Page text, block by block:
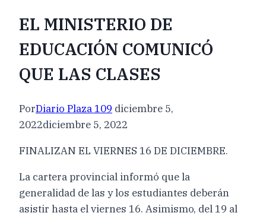
EL MINISTERIO DE
EDUCACIÓN COMUNICÓ
QUE LAS CLASES
PorDiario Plaza 109 diciembre 5,
2022diciembre 5, 2022
FINALIZAN EL VIERNES 16 DE DICIEMBRE.
La cartera provincial informó que la
generalidad de las y los estudiantes deberán
asistir hasta el viernes 16. Asimismo, del 19 al